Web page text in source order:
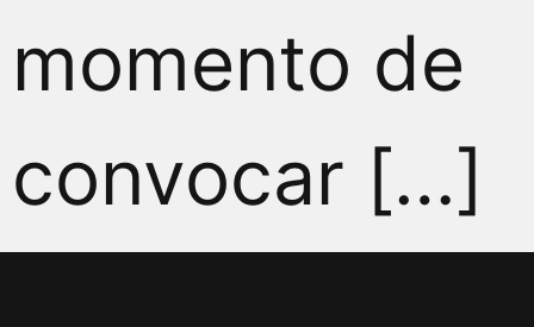
momento de
convocar […]